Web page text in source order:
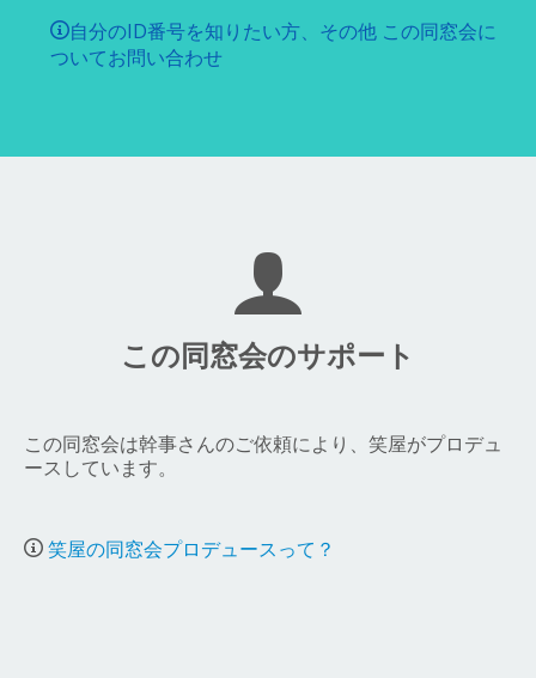
自分のID番号を知りたい方、その他 この同窓会に
ついてお問い合わせ
この同窓会のサポート
この同窓会は幹事さんのご依頼により、笑屋がプロデュ
ースしています。
笑屋の同窓会プロデュースって？